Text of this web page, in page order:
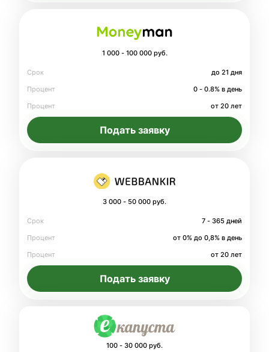
1 000 - 100 000 руб.
Срок
до 21 дня
Процент
0 - 0.8% в день
Процент
от 20 лет
Подать заявку
3 000 - 50 000 руб.
Срок
7 - 365 дней
Процент
от 0% до 0,8% в день
Процент
от 20 лет
Подать заявку
100 - 30 000 руб.